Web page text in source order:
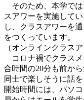
そのため、本学では
スアワーを実施して
し、クラスアワーを
をつくっています。
（オンラインクラス
コロナ禍でクラスメ
合時間の20分も前か
同士で楽しそうに話
開始時間には、パソ